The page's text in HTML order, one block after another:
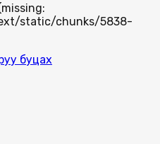
static/chunks/5838-
буцах